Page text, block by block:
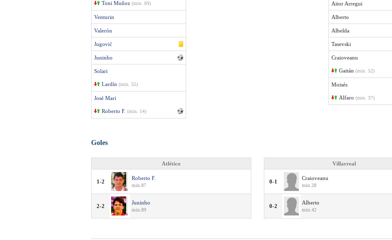
Toni Muñoz (min. 69)
Venturin
Valerón
Jugović
Juninho
Solari
Lardín (min. 55)
José Mari
Roberto F. (min. 14)
Aitor Arregui
Alberto
Albelda
Tasevski
Craioveanu
Gaitán (min. 52)
Moisés
Alfaro (min. 37)
Goles
Atlético
1-2
Roberto F.
min.87
2-2
Juninho
min.89
Villarreal
0-1
Craioveanu
min.28
0-2
Alberto
min.42